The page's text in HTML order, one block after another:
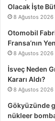
Olacak İşte
8 Ağustos 2026
Otomobil
Fransa’nın
8 Ağustos 2026
İsveç Neden
Kararı Aldı?
8 Ağustos 2026
Gökyüzünde
nükleer